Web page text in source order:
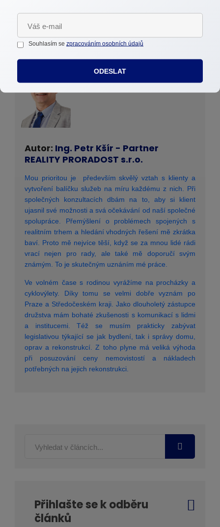
Autor: Ing. Petr Kšír - Partner
REALITY PRORADOST s.r.o.
Mou prioritou je především skvělý vztah s klienty a
vytvoření balíčku služeb na míru každému z nich. Při
společných konzultacích dbám na to, aby si klient
ujasnil své možnosti a svá očekávání od naší společné
spolupráce. Přemýšlení o problémech spojených s
realitním trhem a hledání vhodných řešení mě zkrátka
baví. Proto mě nejvíce těší, když se za mnou lidé rádi
vrací nejen pro rady, ale také mě doporučí svým
známým. To je skutečným uznáním mé práce.
Ve volném čase s rodinou vyrážíme na procházky a
cyklovýlety. Díky tomu se velmi dobře vyznám po
Praze a Středočeském kraji. Jako dlouholetý zástupce
družstva mám bohaté zkušenosti s komunikací s lidmi
a institucemi. Též se musím prakticky zabývat
legislativou týkající se jak bydlení, tak i správy domu,
oprav a rekonstrukcí. Z toho plyne má veliká výhoda
při posuzování ceny nemovistostí a nákladech
potřebných na jejich rekonstrukci.
Přihlašte se k odběru
článků
Souhlasím se zpracováním osobních údajů
ODESLAT